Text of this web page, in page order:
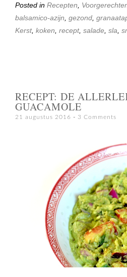
Posted in Recepten
balsamico-azijn gezond
Kerst, koken recept, salade sla
RECEPT: DE
GUACAMOLE
21 augustus 2016 3 Comments